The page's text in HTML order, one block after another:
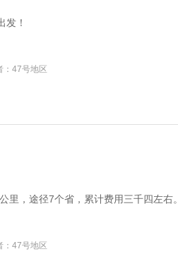
发！
：47号地区
里，途径7个省，累计费用三千四左右。
：47号地区